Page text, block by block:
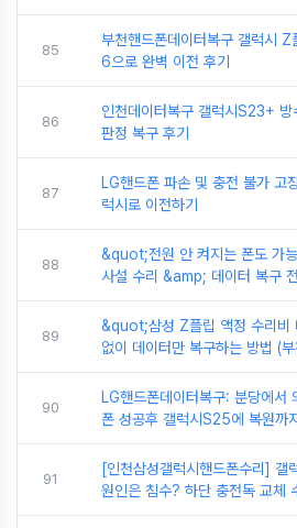
85
부천핸드폰데이터복구 갤럭시
6으로 완벽 이전 후기
86
인천데이터복구 갤럭시S23+
판정 복구 후기
87
LG핸드폰 파손 및 충전 불가 고
럭시로 이전하기
88
&quot;전원 안 켜지는 폰도 가
사설 수리 &amp; 데이터 복구
89
&quot;삼성 Z플립 액정 수리비
없이 데이터만 복구하는 방법 (
90
LG핸드폰데이터복구: 분당에서
폰 성공후 갤럭시S25에 복원까
91
[인천삼성갤럭시핸드폰수리]
원인은 침수? 하단 충전독 교체